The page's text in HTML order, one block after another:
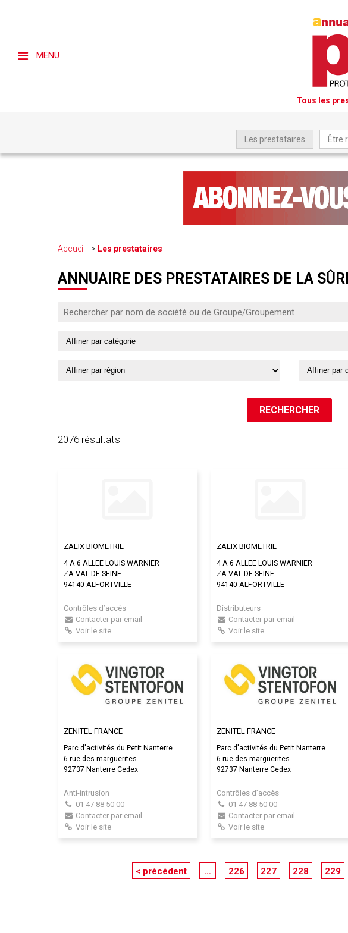
MENU
Tous les
Les prestataires Être
Accueil Les prestataires
ANNUAIRE DES PRESTATAIRES DE LA
2076 résultats
ZALIX BIOMETRIE
4 A 6 ALLEE LOUIS WARNIER
ZA VAL DE SEINE
94140 ALFORTVILLE
Contrôles d’accès
Contacter par email
Voir le site
ZALIX BIOMETRIE
4 A 6 ALLEE LOUIS WARNIER
ZA VAL DE SEINE
94140 ALFORTVILLE
Distributeurs
Contacter par email
Voir le site
ZENITEL FRANCE
Parc d'activités du Petit Nanterre
6 rue des marguerites
92737 Nanterre Cedex
Anti-intrusion
01 47 88 50 00
Contacter par email
Voir le site
ZENITEL FRANCE
Parc d'activités du Petit Nanterre
6 rue des marguerites
92737 Nanterre Cedex
Contrôles d’accès
01 47 88 50 00
Contacter par email
Voir le site
< précédent … 226 227 228 229